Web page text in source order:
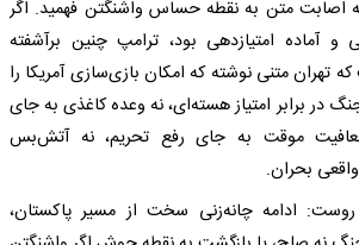
اصابت متن به نقطه حساس واشنگتن فهمید. اگر
و آماده امتیازدهی بود، ترامپ چنین برآشفته
تهران متنی نوشته که امکان بازی‌سازی آمریکا را
در برابر امتیاز هسته‌ای، نه وعده کاغذی به جای
معافیت موقت به جای رفع تحریم، نه آتش‌بس
بحران.
ادامه چانه‌زنی سخت از مسیر پاکستان،